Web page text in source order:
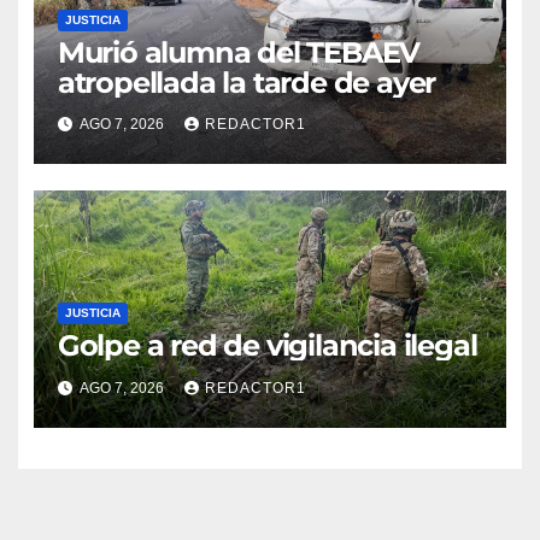
JUSTICIA
Murió alumna del TEBAEV
atropellada la tarde de ayer
AGO 7, 2026 REDACTOR1
JUSTICIA
Golpe a red de vigilancia ilegal
AGO 7, 2026 REDACTOR1